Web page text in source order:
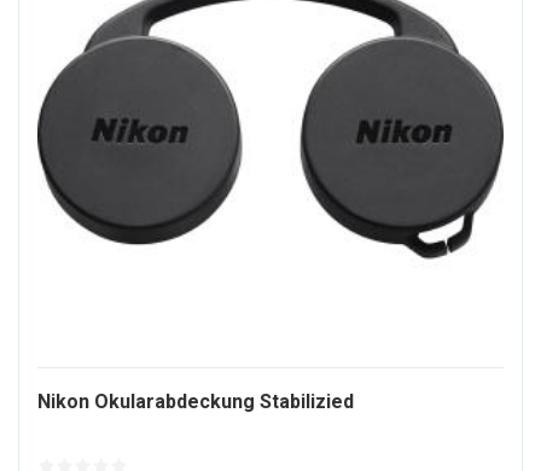
Nikon Okularabdeckung Stabilizied1875408-